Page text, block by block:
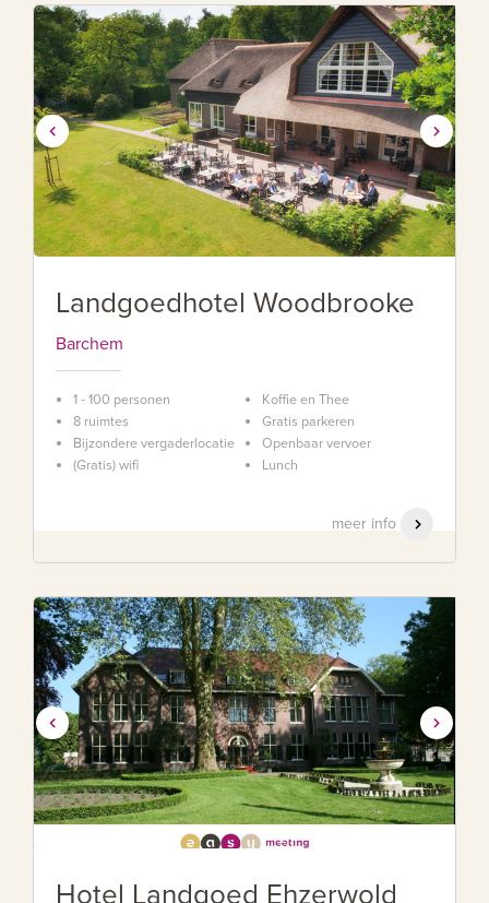
Landgoedhotel Woodbrooke
Barchem
1 - 100 personen
8 ruimtes
Bijzondere vergaderlocatie
(Gratis) wifi
Koffie en Thee
Gratis parkeren
Openbaar vervoer
Lunch
meer info
Hotel Landgoed Ehzerwold